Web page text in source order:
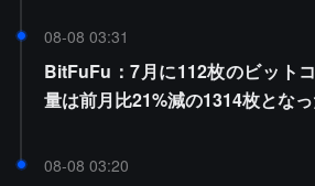
08-08 03:31
BitFuFu：7月に112枚のビット
量は前月比21%減の1314枚となっ
08-08 03:20